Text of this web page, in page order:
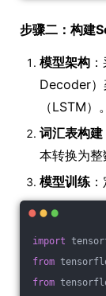
步骤二：构建
模型架构
Decoder）
（LSTM）。
词汇表构建
本转换为整
模型训练
import
from
from